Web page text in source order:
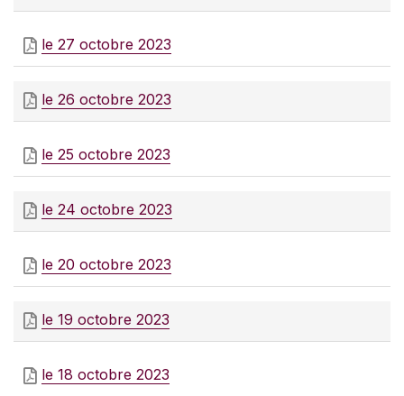
le 27 octobre 2023
le 26 octobre 2023
le 25 octobre 2023
le 24 octobre 2023
le 20 octobre 2023
le 19 octobre 2023
le 18 octobre 2023